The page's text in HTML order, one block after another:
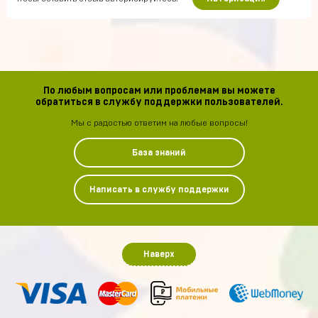
По любым вопросам или проблемам вы можете
обратиться в службу поддержки пользователей.
Мы с радостью ответим на любые вопросы!
База знаний
Написать в службу поддержки
Наверх